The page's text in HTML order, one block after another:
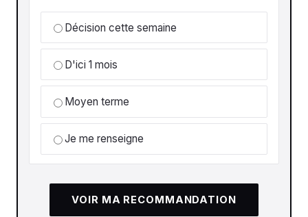
Décision cette semaine
D'ici 1 mois
Moyen terme
Je me renseigne
VOIR MA RECOMMANDATION